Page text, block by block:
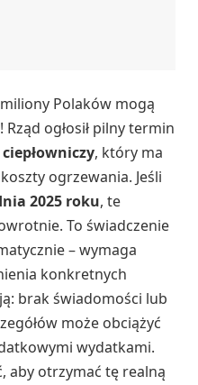
Polaków mogą
! Rząd ogłosił pilny termin
, który ma
ogrzewania. Jeśli
2025 roku, te
To świadczenie
– wymaga
konkretnych
brak świadomości lub
może obciążyć
wydatkami.
aby otrzymać tę realną